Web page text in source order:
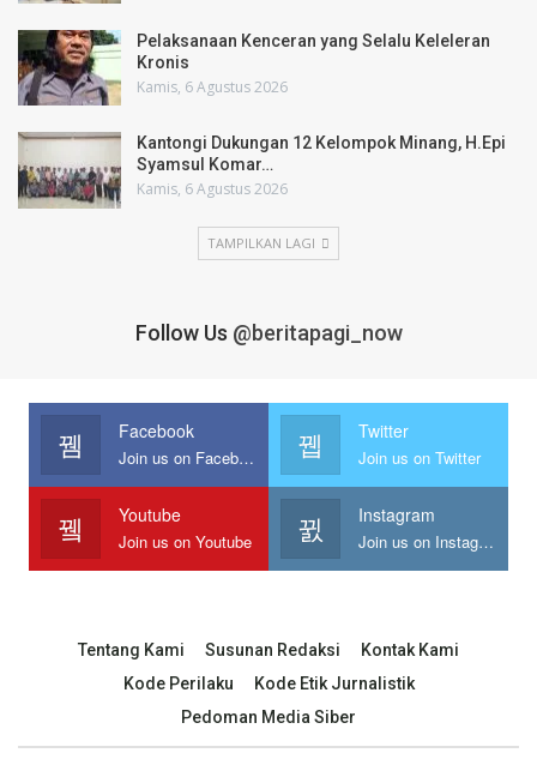
Pelaksanaan Kenceran yang Selalu Keleleran
Kronis
Kamis, 6 Agustus 2026
Kantongi Dukungan 12 Kelompok Minang, H.Epi
Syamsul Komar…
Kamis, 6 Agustus 2026
TAMPILKAN LAGI
Follow Us @beritapagi_now
Facebook
Join us on Facebook
Twitter
Join us on Twitter
Youtube
Join us on Youtube
Instagram
Join us on Instagram
Tentang Kami Susunan Redaksi
Kontak Kami
Kode Perilaku
Kode Etik Jurnalistik
Pedoman Media Siber